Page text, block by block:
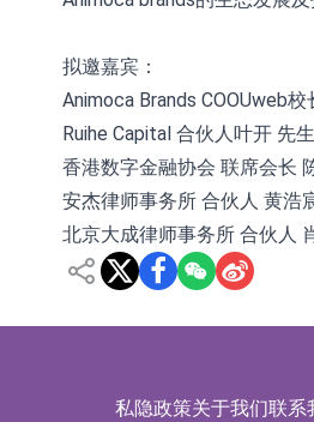
拟邀嘉宾：
Animoca Brands COOUweb
Ruihe Capital 合伙人叶开 先生
香港数字金融协会 联席会长
安杰律师事务所 合伙人 黄浩
北京大成律师事务所 合伙人
私隐政策关于我们联系